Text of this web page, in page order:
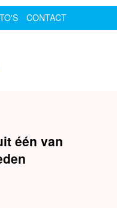
CONTACT
één van